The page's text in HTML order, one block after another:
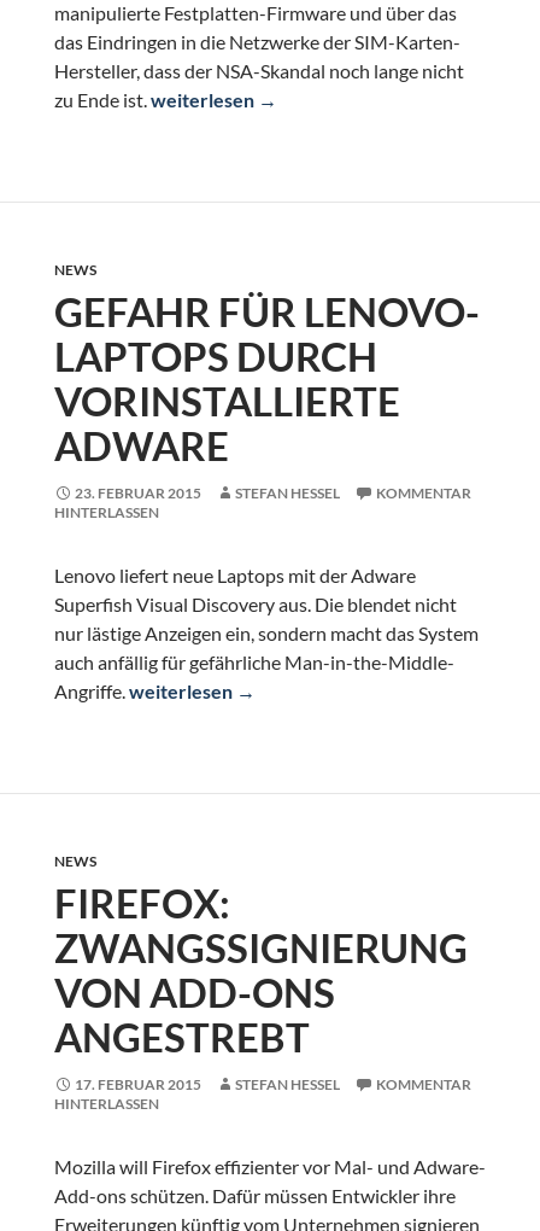
manipulierte Festplatten-Firmware und über das
das Eindringen in die Netzwerke der SIM-Karten-
Hersteller, dass der NSA-Skandal noch lange nicht
zu Ende ist.SIM-Karten-Hack: Die Kompromittierung
weiterlesen →
NEWS
GEFAHR FÜR LENOVO-
LAPTOPS DURCH
VORINSTALLIERTE
ADWARE
23. FEBRUAR 2015 STEFAN HESSEL
KOMMENTAR
HINTERLASSEN
Lenovo liefert neue Laptops mit der Adware
Superfish Visual Discovery aus. Die blendet nicht
nur lästige Anzeigen ein, sondern macht das System
auch anfällig für gefährliche Man-in-the-Middle-
Angriffe.Gefahr für Lenovo-Laptops durch
weiterlesen →
NEWS
FIREFOX:
ZWANGSSIGNIERUNG
VON ADD-ONS
ANGESTREBT
17. FEBRUAR 2015 STEFAN HESSEL
KOMMENTAR
HINTERLASSEN
Mozilla will Firefox effizienter vor Mal- und Adware-
Add-ons schützen. Dafür müssen Entwickler ihre
Erweiterungen künftig vom Unternehmen signieren